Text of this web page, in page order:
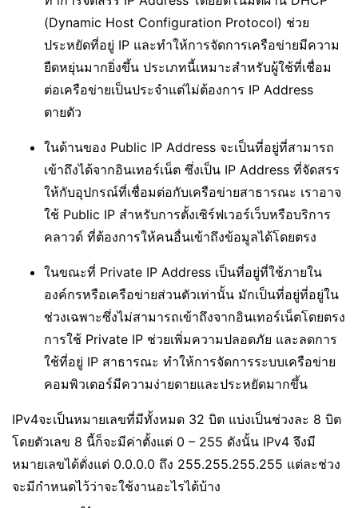
(Dynamic Host Configuration Protocol) ช่วย
ประหยัดที่อยู่ IP และทำให้การจัดการเครือข่ายมีความ
ยืดหยุ่นมากยิ่งขึ้น ประเภทนี้เหมาะสำหรับผู้ใช้ที่เชื่อม
ต่อเครือข่ายเป็นประจำแต่ไม่ต้องการ IP Address
ตายตัว
ในด้านของ Public IP Address จะเป็นที่อยู่ที่สามารถ
เข้าถึงได้จากอินเทอร์เน็ต ซึ่งเป็น IP Address ที่จัดสรร
ให้กับอุปกรณ์ที่เชื่อมต่อกับเครือข่ายสาธารณะ เราอาจ
ใช้ Public IP สำหรับการตั้งเซิร์ฟเวอร์เว็บหรือบริการ
คลาวด์ ที่ต้องการให้คนอื่นเข้าถึงข้อมูลได้โดยตรง
ในขณะที่ Private IP Address เป็นที่อยู่ที่ใช้ภายใน
องค์กรหรือเครือข่ายส่วนตัวเท่านั้น มักเป็นที่อยู่ที่อยู่ใน
ช่วงเฉพาะซึ่งไม่สามารถเข้าถึงจากอินเทอร์เน็ตโดยตรง
การใช้ Private IP ช่วยเพิ่มความปลอดภัย และลดการ
ใช้ที่อยู่ IP สาธารณะ ทำให้การจัดการระบบเครือข่าย
คอมพิวเตอร์มีความง่ายดายและประหยัดมากขึ้น
IPv4จะเป็นหมายเลขที่มีทั้งหมด 32 บิต แบ่งเป็นช่วงละ 8 บิต
โดยตัวเลข 8 นี้ก็จะมีค่าตั้งแต่ 0 – 255 ดังนั้น IPv4 จึงมี
หมายเลขได้ตั่งแต่ 0.0.0.0 ถึง 255.255.255.255 แต่ละช่วง
จะมีกำหนดไว้ว่าจะใช้งานอะไรได้บ้าง